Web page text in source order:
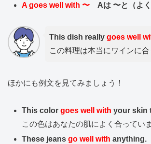
A goes well with 〜 Aは 〜と（よ
This dish really goes well
この料理は本当にワインに合
ほかにも例文を見てみましょう！
This color goes well with your skin
この色はあなたの肌によく合っていま
These jeansgo well with anything.